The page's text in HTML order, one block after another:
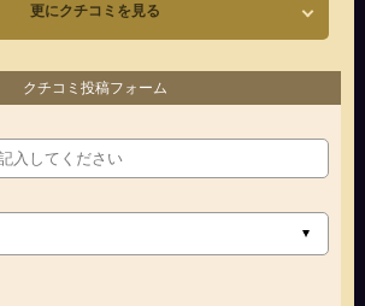
更にクチコミを見る
クチコミ投稿フォーム